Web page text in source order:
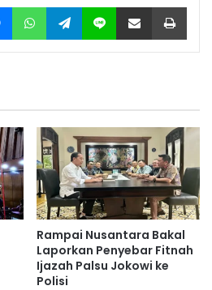
Messenger WhatsApp Telegram Line Share via Email
Rampai Nusantara Bakal
Laporkan Penyebar Fitnah
Ijazah Palsu Jokowi ke
Polisi